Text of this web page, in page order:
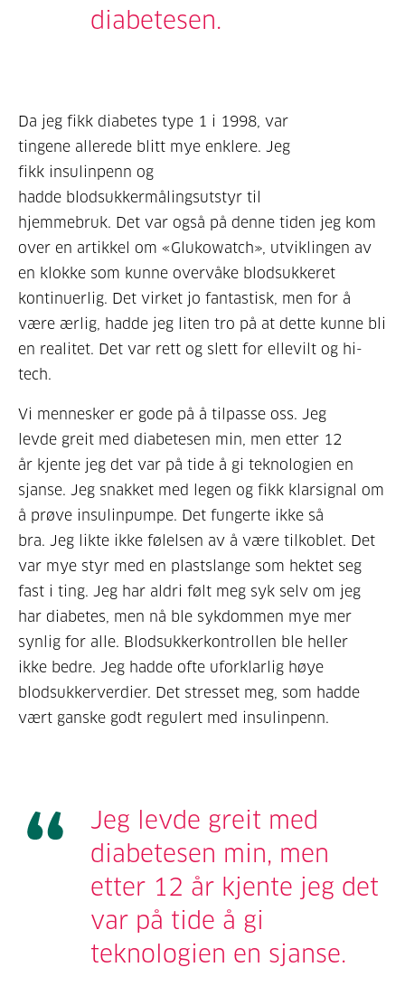
diabetesen.
Da jeg fikk diabetes type 1 i 1998, var
tingene allerede blitt mye enklere. Jeg
fikk insulinpenn og
hadde blodsukkermålingsutstyr til
hjemmebruk. Det var også på denne tiden jeg kom
over en artikkel om «Glukowatch», utviklingen av
en klokke som kunne overvåke blodsukkeret
kontinuerlig. Det virket jo fantastisk, men for å
være ærlig, hadde jeg liten tro på at dette kunne bli
en realitet. Det var rett og slett for ellevilt og hi-
tech.
Vi mennesker er gode på å tilpasse oss. Jeg
levde greit med diabetesen min, men etter 12
år kjente jeg det var på tide å gi teknologien en
sjanse. Jeg snakket med legen og fikk klarsignal om
å prøve insulinpumpe. Det fungerte ikke så
bra. Jeg likte ikke følelsen av å være tilkoblet. Det
var mye styr med en plastslange som hektet seg
fast i ting. Jeg har aldri følt meg syk selv om jeg
har diabetes, men nå ble sykdommen mye mer
synlig for alle. Blodsukkerkontrollen ble heller
ikke bedre. Jeg hadde ofte uforklarlig høye
blodsukkerverdier. Det stresset meg, som hadde
vært ganske godt regulert med insulinpenn.
Jeg levde greit med
diabetesen min, men
etter 12 år kjente jeg det
var på tide å gi
teknologien en sjanse.